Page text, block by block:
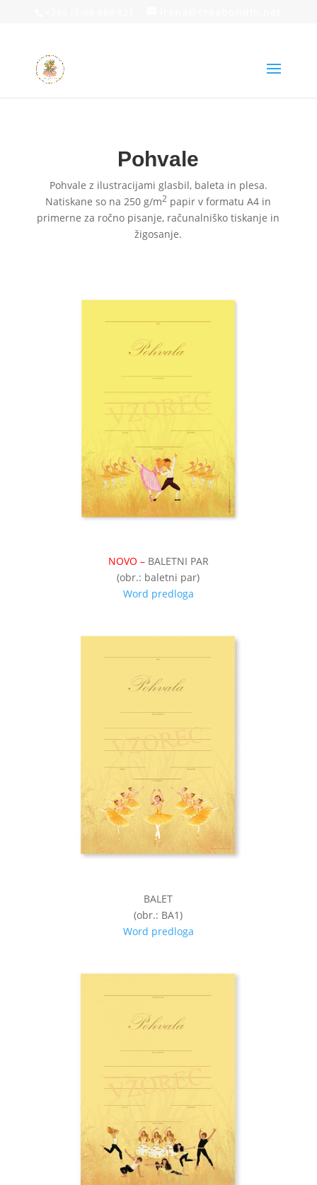
Pohvale
Pohvale z ilustracijami glasbil, baleta in plesa.
Natiskane so na 250 g/m2 papir v formatu A4 in
primerne za ročno pisanje, računalniško tiskanje in
žigosanje.
NOVO –BALETNI PAR
(obr.: baletni par)
Word predloga
BALET
(obr.: BA1)
Word predloga